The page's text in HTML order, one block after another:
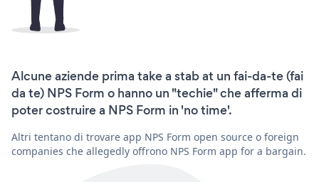
Alcune aziende prima take a stab at un fai-da-te (fai
da te) NPS Form o hanno un "techie" che afferma di
poter costruire a NPS Form in 'no time'.
Altri tentano di trovare app NPS Form open source o foreign
companies che allegedly offrono NPS Form app for a bargain.